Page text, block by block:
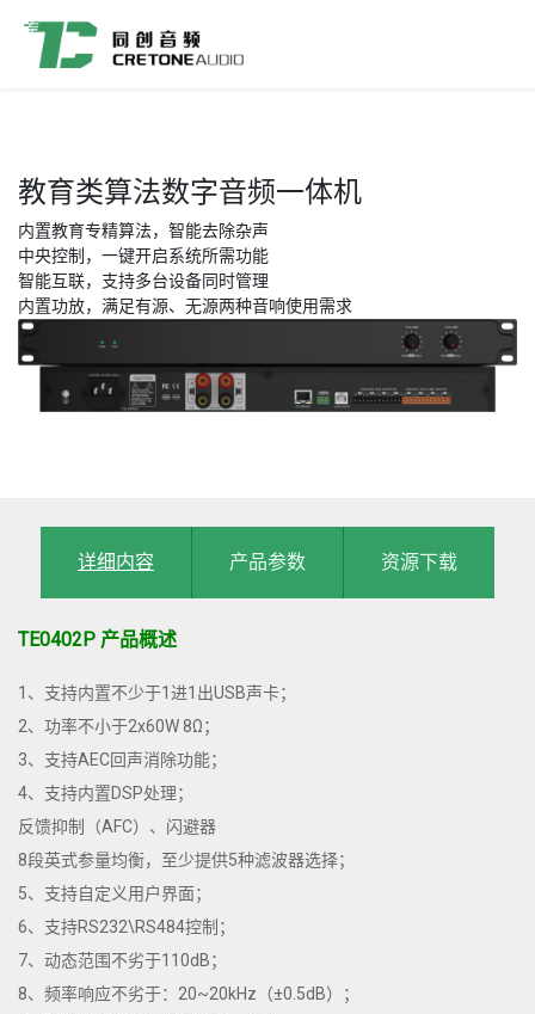
教育类算法数字音频一体机
内置教育专精算法，智能去除杂声
中央控制，一键开启系统所需功能
智能互联，支持多台设备同时管理
内置功放，满足有源、无源两种音响使用需求
详细内容 产品参数 资源下载
TE0402P 产品概述
1、支持内置不少于1进1出USB声卡；
2、功率不小于2x60W 8Ω；
3、支持AEC回声消除功能；
4、支持内置DSP处理；
反馈抑制（AFC）、闪避器
8段英式参量均衡，至少提供5种滤波器选择；
5、支持自定义用户界面；
6、支持RS232\RS484控制；
7、动态范围不劣于110dB；
8、频率响应不劣于：20~20kHz（±0.5dB）；